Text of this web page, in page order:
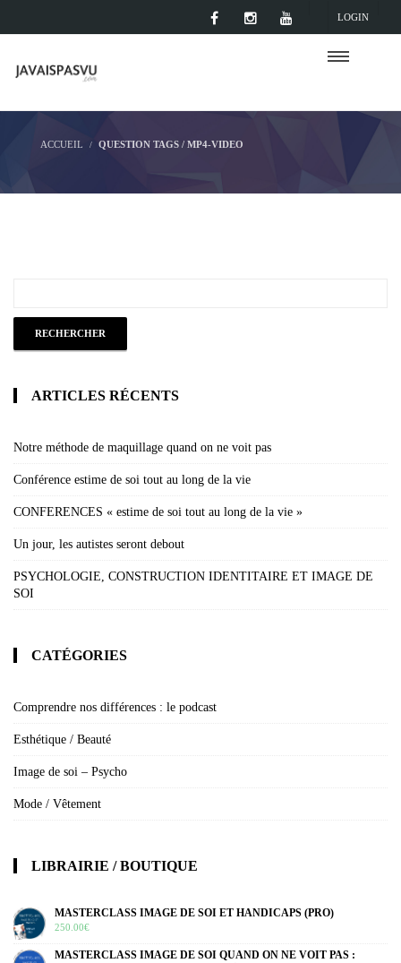
LOGIN
ACCUEIL QUESTION TAGS / MP4-VIDEO
ARTICLES RÉCENTS
Notre méthode de maquillage quand on ne voit pas
Conférence estime de soi tout au long de la vie
CONFERENCES « estime de soi tout au long de la vie »
Un jour, les autistes seront debout
PSYCHOLOGIE, CONSTRUCTION IDENTITAIRE ET IMAGE DE
SOI
CATÉGORIES
Comprendre nos différences : le podcast
Esthétique / Beauté
Image de soi – Psycho
Mode / Vêtement
LIBRAIRIE / BOUTIQUE
MASTERCLASS IMAGE DE SOI ET HANDICAPS (PRO)
250.00€
MASTERCLASS IMAGE DE SOI QUAND ON NE VOIT PAS :